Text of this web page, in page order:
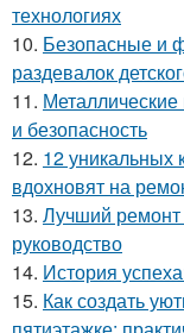
технологиях
10. Безопасные и
раздевалок
11.
и безопасность
12. 12 уникальных
вдохновят на
13. Лучший
руководство
14. История
15. Как создать